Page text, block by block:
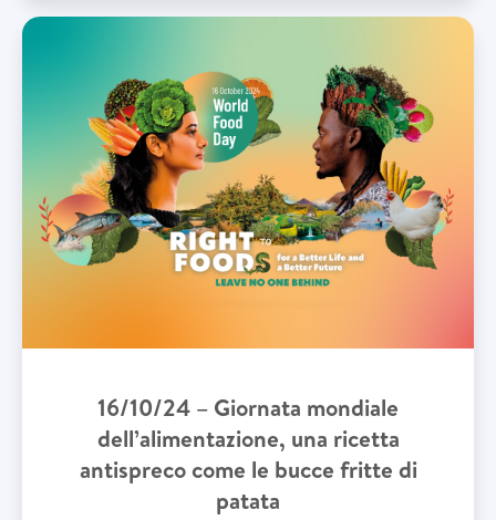
16/10/24 – Giornata mondiale
dell’alimentazione, una ricetta
antispreco come le bucce fritte di
patata